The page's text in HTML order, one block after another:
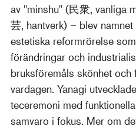
av "minshu" (民衆, vanliga
芸, hantverk) – blev
estetiska reformrörelse
förändringar och
bruksföremåls skönhet och
vardagen. Yanagi
teceremoni med
samvaro i fokus. Mer om